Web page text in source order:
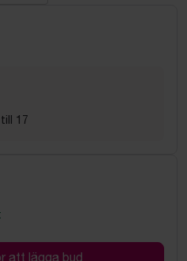
17
att lägga bud